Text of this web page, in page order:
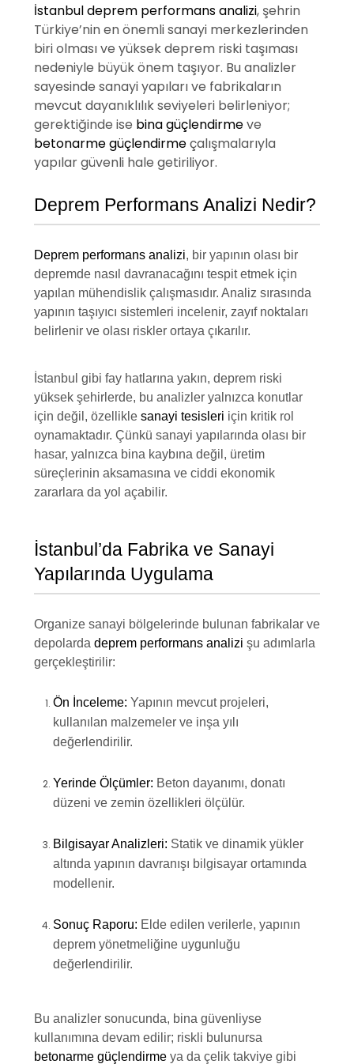
İstanbul deprem performans analizi, şehrin
Türkiye’nin en önemli sanayi merkezlerinden
biri olması ve yüksek deprem riski taşıması
nedeniyle büyük önem taşıyor. Bu analizler
sayesinde sanayi yapıları ve fabrikaların
mevcut dayanıklılık seviyeleri belirleniyor;
gerektiğinde ise bina güçlendirmeve
betonarme güçlendirmeçalışmalarıyla
yapılar güvenli hale getiriliyor.
Deprem Performans Analizi Nedir?
Deprem performans analizi, bir yapının olası bir
depremde nasıl davranacağını tespit etmek için
yapılan mühendislik çalışmasıdır. Analiz sırasında
yapının taşıyıcı sistemleri incelenir, zayıf noktaları
belirlenir ve olası riskler ortaya çıkarılır.
İstanbul gibi fay hatlarına yakın, deprem riski
yüksek şehirlerde, bu analizler yalnızca konutlar
için değil, özellikle sanayi tesisleri için kritik rol
oynamaktadır. Çünkü sanayi yapılarında olası bir
hasar, yalnızca bina kaybına değil, üretim
süreçlerinin aksamasına ve ciddi ekonomik
zararlara da yol açabilir.
İstanbul’da Fabrika ve Sanayi
Yapılarında Uygulama
Organize sanayi bölgelerinde bulunan fabrikalar ve
depolarda deprem performans analizi şu adımlarla
gerçekleştirilir:
Ön İnceleme: Yapının mevcut projeleri,
kullanılan malzemeler ve inşa yılı
değerlendirilir.
Yerinde Ölçümler: Beton dayanımı, donatı
düzeni ve zemin özellikleri ölçülür.
Bilgisayar Analizleri: Statik ve dinamik yükler
altında yapının davranışı bilgisayar ortamında
modellenir.
Sonuç Raporu: Elde edilen verilerle, yapının
deprem yönetmeliğine uygunluğu
değerlendirilir.
Bu analizler sonucunda, bina güvenliyse
kullanımına devam edilir; riskli bulunursa
betonarme güçlendirmeya da çelik takviye gibi